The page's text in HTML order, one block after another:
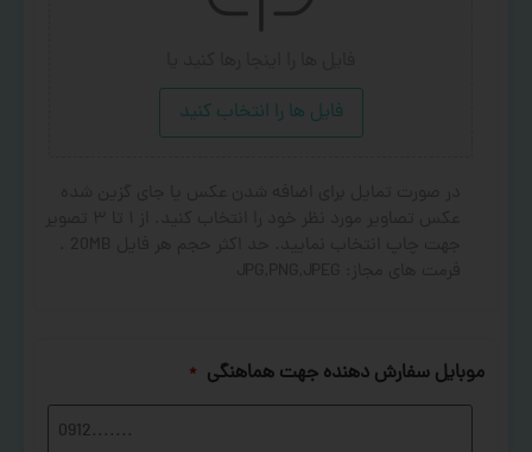
فایل ها را انتخاب کنید
موبایل سفارش دهنده جهت هماهنگی *